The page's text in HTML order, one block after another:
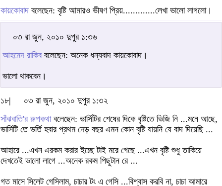
কায়কোবাদ বলেছেন: বৃষ্টি আমারও ভীষণ প্রিয়.............লেখা ভালো লাগলো।
০৩ রা জুন, ২০১০ দুপুর ১:৩৬
আহমেদ রাকিব বলেছেন: অনেক ধন্যবাদ কায়কোবাদ।
ভালো থাকবেন।
১৮|
০৩ রা জুন, ২০১০ দুপুর ১:৩২
সাঁঝবাতি'র রুপকথাবলেছেন: ভার্সিটির শেষের দিকে বৃষ্টিতে ভিজি নি ...মনে আছে,
ভার্সিটি তে ভর্তি হবার প্রথম দেড় বছর এমন কোন বৃষ্টি যায়নি যে বাদ দিয়েছি ...
আহারে ...এখন এরকম করার ইচ্ছে টাই মরে গেছে ...এখন বৃষ্টি শুধু তাকিয়ে
দেখতেই ভালো লাগে ...অনেক রকম পিছুটান রে ...
গত মাসে সিলেট গেসিলাম, চাচার টং এ গেসি ...বিশ্বাস করবি না, চাচা আমারে